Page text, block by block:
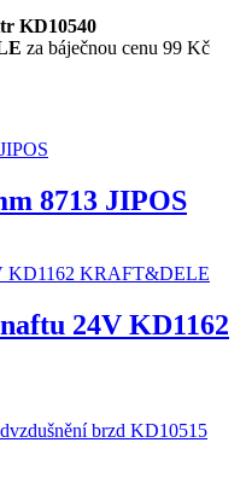
KD10540
za báječnou cenu 99 Kč
8713 JIPOS
24V KD1162